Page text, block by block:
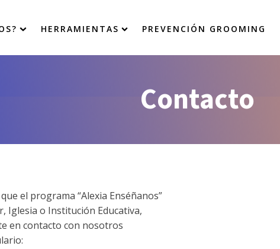
HERRAMIENTAS PREVENCIÓN GROOMING
Contacto
el programa “Alexia Enséñanos”
Iglesia o Institución Educativa,
en contacto con nosotros